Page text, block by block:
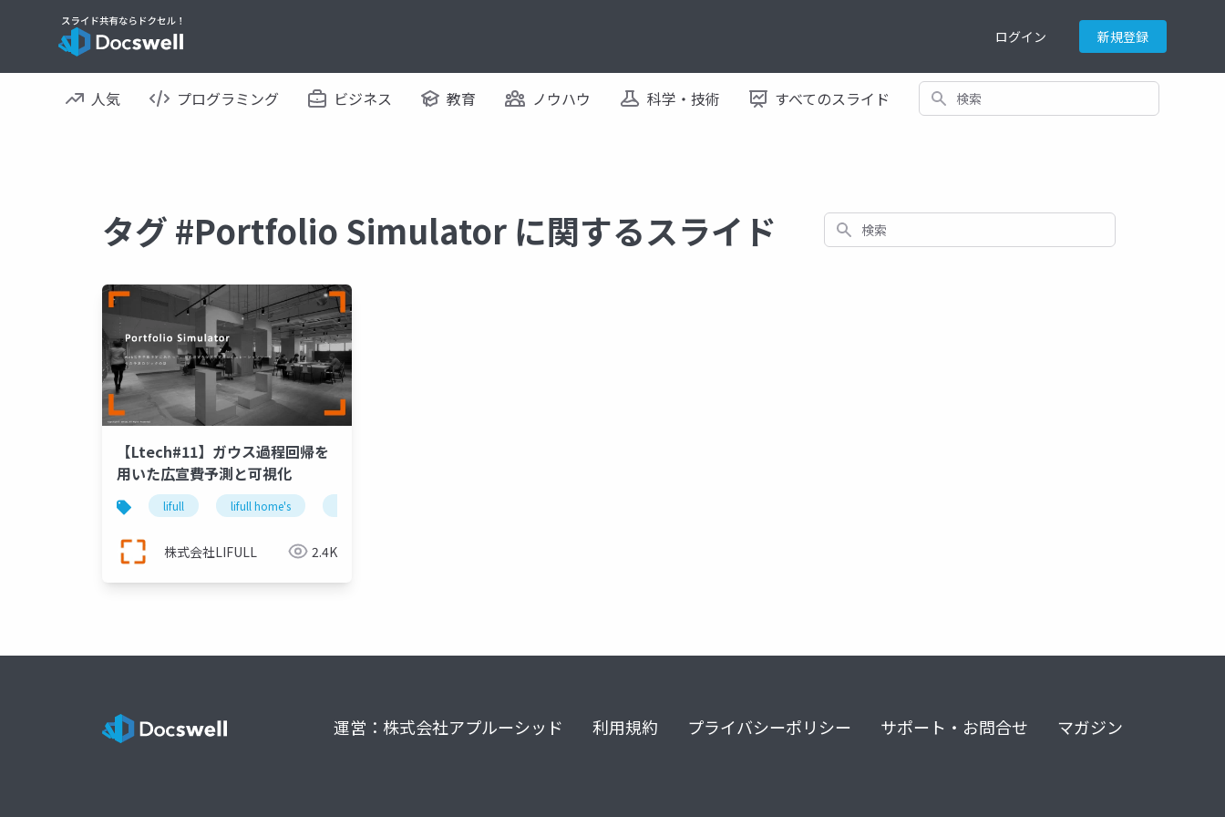
ログイン 新規登録
人気 プログラミング ビジネス 教育 ノウハウ 科学・技術 すべてのスライド 検索
タグ #Portfolio Simulator に関するスライド 検索
【Ltech#11】ガウス過程回帰を
用いた広宣費予測と可視化
lifull lifull home's
株式会社LIFULL 2.4K
運営：株式会社アプルーシッド 利用規約 プライバシーポリシー サポート・お問合せ マガジン